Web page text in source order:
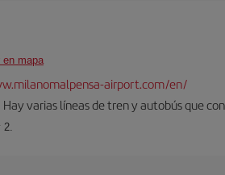
en mapa
airport.com/en/
Hay varias líneas de tren y autobús que
2.